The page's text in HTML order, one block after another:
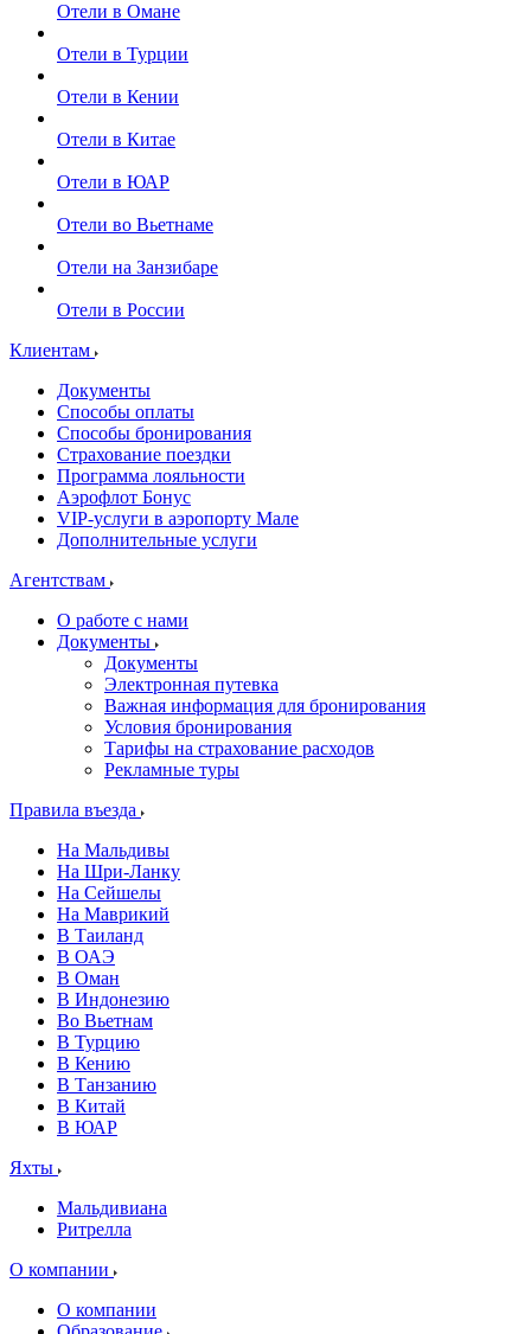
Отели в Омане
Отели в Турции
Отели в Кении
Отели в Китае
Отели в ЮАР
Отели во Вьетнаме
Отели на Занзибаре
Отели в России
Клиентам
Документы
Способы оплаты
Способы бронирования
Страхование поездки
Программа лояльности
Аэрофлот Бонус
VIP-услуги в аэропорту Мале
Дополнительные услуги
Агентствам
О работе с нами
Документы
Документы
Электронная путевка
Важная информация для бронирования
Условия бронирования
Тарифы на страхование расходов
Рекламные туры
Правила въезда
На Мальдивы
На Шри-Ланку
На Сейшелы
На Маврикий
В Таиланд
В ОАЭ
В Оман
В Индонезию
Во Вьетнам
В Турцию
В Кению
В Танзанию
В Китай
В ЮАР
Яхты
Мальдивиана
Ритрелла
О компании
О компании